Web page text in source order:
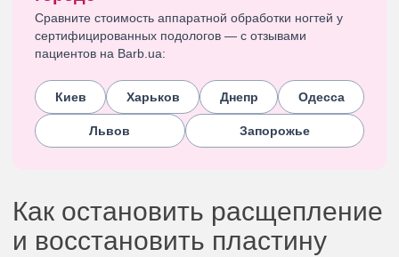
Сравните стоимость аппаратной обработки ногтей у
сертифицированных подологов — с отзывами
пациентов на Barb.ua:
Киев Харьков Днепр Одесса
Львов Запорожье
Как остановить расщепление
и восстановить пластину